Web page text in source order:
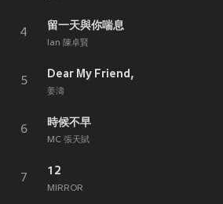
4
留一天與你喘息
Ian 陳卓賢
5
Dear My Friend,
姜濤
6
時候不早
MC 張天賦
7
12
MIRROR